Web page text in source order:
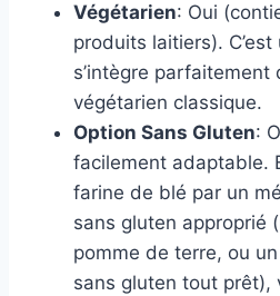
Végétarien: Oui
produits laitiers).
s’intègre parfaitement
végétarien classique.
Option Sans Gluten:
facilement adaptable.
farine de blé par un
sans gluten approprié
pomme de terre, ou
sans gluten tout prêt),